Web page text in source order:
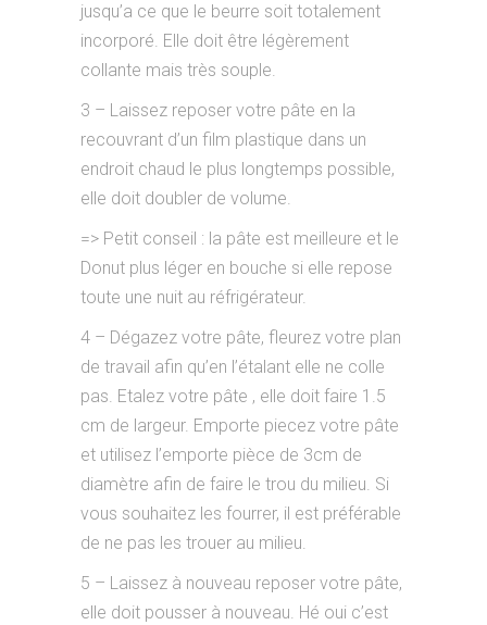
jusqu’a ce que le beurre soit totalement
incorporé. Elle doit être légèrement
collante mais très souple.
3 – Laissez reposer votre pâte en la
recouvrant d’un film plastique dans un
endroit chaud le plus longtemps possible,
elle doit doubler de volume.
=> Petit conseil : la pâte est meilleure et le
Donut plus léger en bouche si elle repose
toute une nuit au réfrigérateur.
4 – Dégazez votre pâte, fleurez votre plan
de travail afin qu’en l’étalant elle ne colle
pas. Etalez votre pâte , elle doit faire 1.5
cm de largeur. Emporte piecez votre pâte
et utilisez l’emporte pièce de 3cm de
diamètre afin de faire le trou du milieu. Si
vous souhaitez les fourrer, il est préférable
de ne pas les trouer au milieu.
5 – Laissez à nouveau reposer votre pâte,
elle doit pousser à nouveau. Hé oui c’est